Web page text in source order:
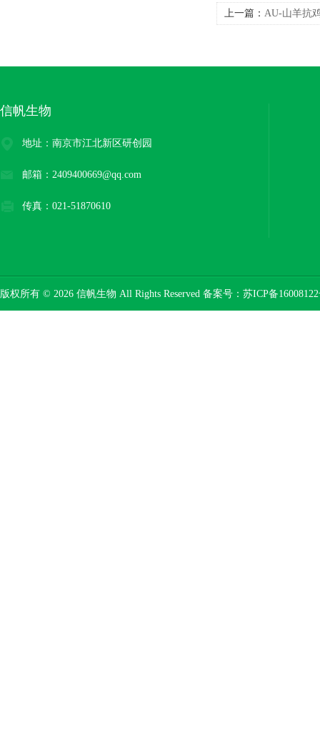
上一篇： AU-山羊抗
信帆生物
地址：南京市江北新区研创园
邮箱：2409400669@qq.com
传真：021-51870610
版权所有 © 2026 信帆生物 All Rights Reserved 备案号： 苏ICP备